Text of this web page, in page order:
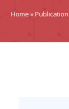
Home »